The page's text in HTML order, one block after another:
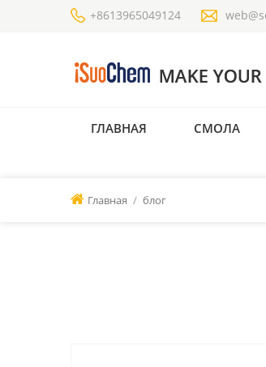
+8613965049124
ГЛАВНАЯ СМОЛА
Главная / блог